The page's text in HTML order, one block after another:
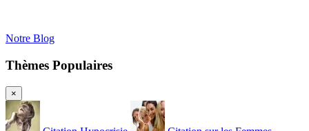
Notre Blog
Thèmes Populaires
×